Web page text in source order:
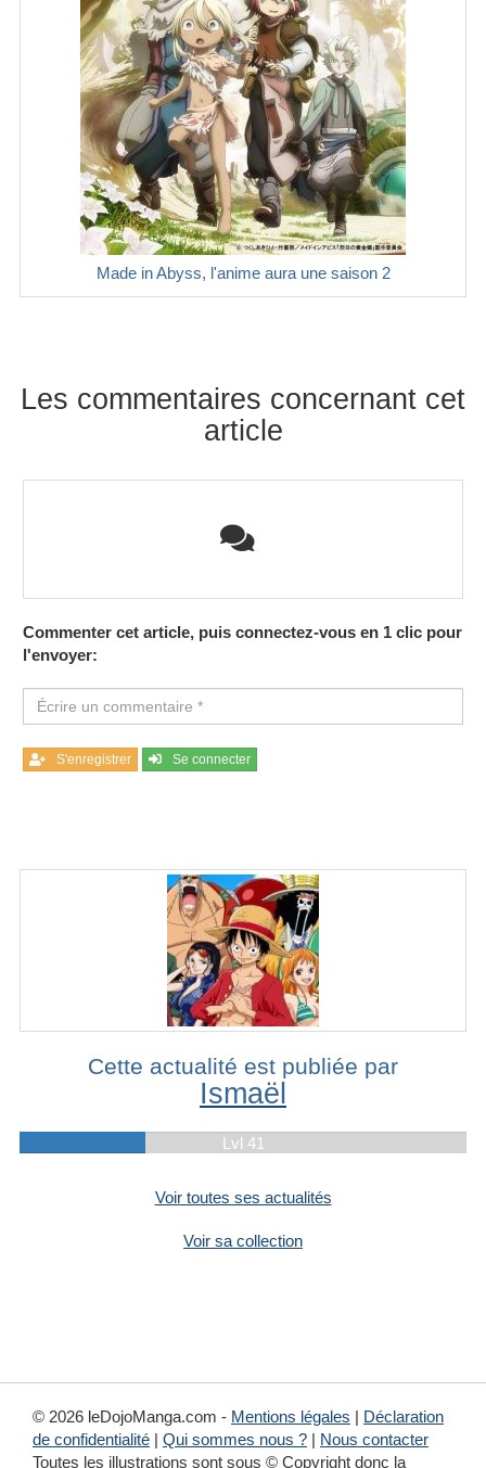
Made in Abyss, l'anime aura une saison 2
Les commentaires concernant cet
article
Commenter cet article, puis connectez-vous en 1 clic pour
l'envoyer:
S'enregistrer Se connecter
Cette actualité est publiée par
Ismaël
Lvl 41
Voir toutes ses actualités
Voir sa collection
© 2026 leDojoManga.com - Mentions légales | Déclaration
de confidentialité | Qui sommes nous ? | Nous contacter
Toutes les illustrations sont sous © Copyright donc la